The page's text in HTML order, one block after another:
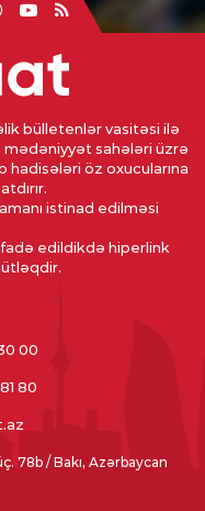
bülletenlər vasitəsi ilə
sahələri üzrə
hadisələri öz oxucularına
istinad edilməsi
edildikdə hiperlink
00
80
78b / Bakı, Azərbaycan